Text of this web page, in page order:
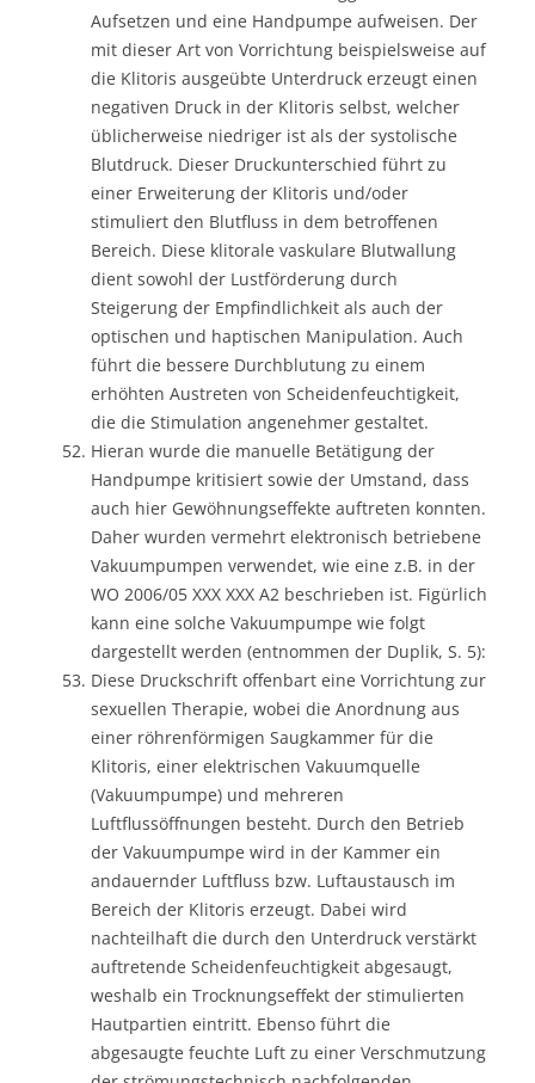
Aufsetzen und eine Handpumpe aufweisen. Der
mit dieser Art von Vorrichtung beispielsweise auf
die Klitoris ausgeübte Unterdruck erzeugt einen
negativen Druck in der Klitoris selbst, welcher
üblicherweise niedriger ist als der systolische
Blutdruck. Dieser Druckunterschied führt zu
einer Erweiterung der Klitoris und/oder
stimuliert den Blutfluss in dem betroffenen
Bereich. Diese klitorale vaskulare Blutwallung
dient sowohl der Lustförderung durch
Steigerung der Empfindlichkeit als auch der
optischen und haptischen Manipulation. Auch
führt die bessere Durchblutung zu einem
erhöhten Austreten von Scheidenfeuchtigkeit,
die die Stimulation angenehmer gestaltet.
Hieran wurde die manuelle Betätigung der
Handpumpe kritisiert sowie der Umstand, dass
auch hier Gewöhnungseffekte auftreten konnten.
Daher wurden vermehrt elektronisch betriebene
Vakuumpumpen verwendet, wie eine z.B. in der
WO 2006/05 XXX XXX A2 beschrieben ist. Figürlich
kann eine solche Vakuumpumpe wie folgt
dargestellt werden (entnommen der Duplik, S. 5):
Diese Druckschrift offenbart eine Vorrichtung zur
sexuellen Therapie, wobei die Anordnung aus
einer röhrenförmigen Saugkammer für die
Klitoris, einer elektrischen Vakuumquelle
(Vakuumpumpe) und mehreren
Luftflussöffnungen besteht. Durch den Betrieb
der Vakuumpumpe wird in der Kammer ein
andauernder Luftfluss bzw. Luftaustausch im
Bereich der Klitoris erzeugt. Dabei wird
nachteilhaft die durch den Unterdruck verstärkt
auftretende Scheidenfeuchtigkeit abgesaugt,
weshalb ein Trocknungseffekt der stimulierten
Hautpartien eintritt. Ebenso führt die
abgesaugte feuchte Luft zu einer Verschmutzung